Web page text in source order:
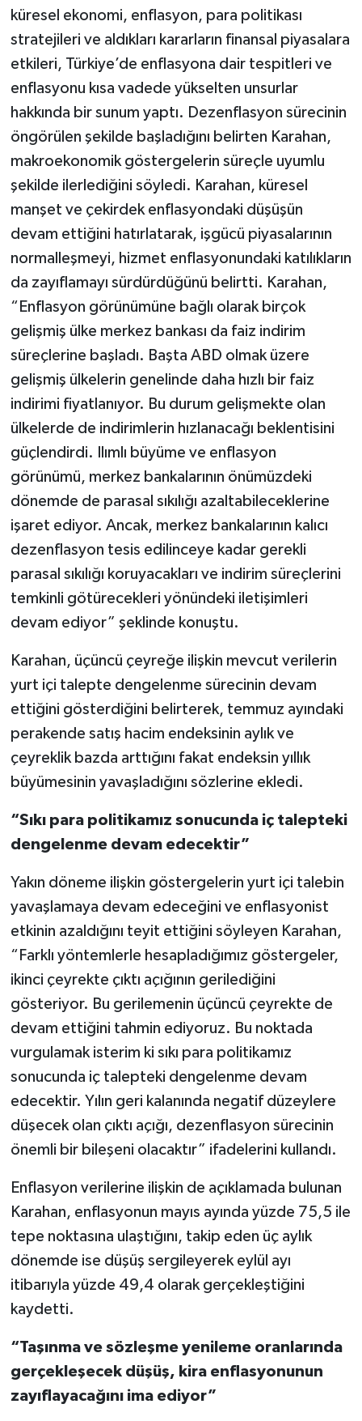
küresel ekonomi, enflasyon, para politikası
stratejileri ve aldıkları kararların finansal piyasalara
etkileri, Türkiye’de enflasyona dair tespitleri ve
enflasyonu kısa vadede yükselten unsurlar
hakkında bir sunum yaptı. Dezenflasyon sürecinin
öngörülen şekilde başladığını belirten Karahan,
makroekonomik göstergelerin süreçle uyumlu
şekilde ilerlediğini söyledi. Karahan, küresel
manşet ve çekirdek enflasyondaki düşüşün
devam ettiğini hatırlatarak, işgücü piyasalarının
normalleşmeyi, hizmet enflasyonundaki katılıkların
da zayıflamayı sürdürdüğünü belirtti. Karahan,
“Enflasyon görünümüne bağlı olarak birçok
gelişmiş ülke merkez bankası da faiz indirim
süreçlerine başladı. Başta ABD olmak üzere
gelişmiş ülkelerin genelinde daha hızlı bir faiz
indirimi fiyatlanıyor. Bu durum gelişmekte olan
ülkelerde de indirimlerin hızlanacağı beklentisini
güçlendirdi. Ilımlı büyüme ve enflasyon
görünümü, merkez bankalarının önümüzdeki
dönemde de parasal sıkılığı azaltabileceklerine
işaret ediyor. Ancak, merkez bankalarının kalıcı
dezenflasyon tesis edilinceye kadar gerekli
parasal sıkılığı koruyacakları ve indirim süreçlerini
temkinli götürecekleri yönündeki iletişimleri
devam ediyor” şeklinde konuştu.
Karahan, üçüncü çeyreğe ilişkin mevcut verilerin
yurt içi talepte dengelenme sürecinin devam
ettiğini gösterdiğini belirterek, temmuz ayındaki
perakende satış hacim endeksinin aylık ve
çeyreklik bazda arttığını fakat endeksin yıllık
büyümesinin yavaşladığını sözlerine ekledi.
“Sıkı para politikamız sonucunda iç talepteki
dengelenme devam edecektir”
Yakın döneme ilişkin göstergelerin yurt içi talebin
yavaşlamaya devam edeceğini ve enflasyonist
etkinin azaldığını teyit ettiğini söyleyen Karahan,
“Farklı yöntemlerle hesapladığımız göstergeler,
ikinci çeyrekte çıktı açığının gerilediğini
gösteriyor. Bu gerilemenin üçüncü çeyrekte de
devam ettiğini tahmin ediyoruz. Bu noktada
vurgulamak isterim ki sıkı para politikamız
sonucunda iç talepteki dengelenme devam
edecektir. Yılın geri kalanında negatif düzeylere
düşecek olan çıktı açığı, dezenflasyon sürecinin
önemli bir bileşeni olacaktır” ifadelerini kullandı.
Enflasyon verilerine ilişkin de açıklamada bulunan
Karahan, enflasyonun mayıs ayında yüzde 75,5 ile
tepe noktasına ulaştığını, takip eden üç aylık
dönemde ise düşüş sergileyerek eylül ayı
itibarıyla yüzde 49,4 olarak gerçekleştiğini
kaydetti.
“Taşınma ve sözleşme yenileme oranlarında
gerçekleşecek düşüş, kira enflasyonunun
zayıflayacağını ima ediyor”
Video Haber
Yaşam
Yeme-İçme
Yemek